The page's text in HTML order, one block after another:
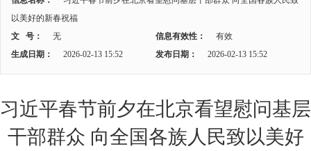
以美好的新春祝福
文 号：
无 信息有效性：
有效
生成日期：
2026-02-13 15:52 发布日期： 2026-02-13 15:52
习近平春节前夕在北京看望慰问基层
干部群众 向全国各族人民致以美好